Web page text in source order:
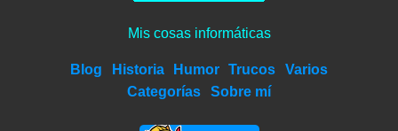
Mis cosas informáticas
Blog Historia Humor Trucos
Varios
Categorías
Sobre mí